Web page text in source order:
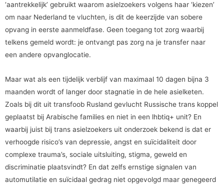
‘aantrekkelijk’ gebruikt waarom asielzoekers volgens haar ‘kiezen’
om naar Nederland te vluchten, is dit de keerzijde van sobere
opvang in eerste aanmeldfase. Geen toegang tot zorg waarbij
telkens gemeld wordt: je ontvangt pas zorg na je transfer naar
een andere opvanglocatie.
Maar wat als een tijdelijk verblijf van maximaal 10 dagen bijna 3
maanden wordt of langer door stagnatie in de hele asielketen.
Zoals bij dit uit transfoob Rusland gevlucht Russische trans koppel
geplaatst bij Arabische families en niet in een lhbtiq+ unit? En
waarbij juist bij trans asielzoekers uit onderzoek bekend is dat er
verhoogde risico’s van depressie, angst en suïcidaliteit door
complexe trauma’s, sociale uitsluiting, stigma, geweld en
discriminatie plaatsvindt? En dat zelfs ernstige signalen van
automutilatie en suïcidaal gedrag niet opgevolgd maar genegeerd